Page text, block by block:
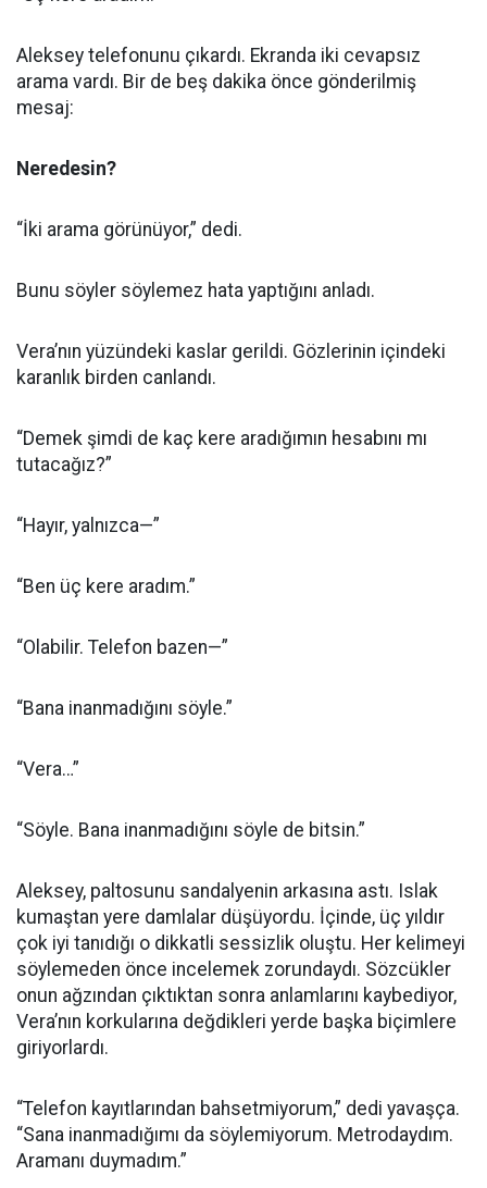
Aleksey telefonunu çıkardı. Ekranda iki cevapsız
arama vardı. Bir de beş dakika önce gönderilmiş
mesaj:
Neredesin?
“İki arama görünüyor,” dedi.
Bunu söyler söylemez hata yaptığını anladı.
Vera’nın yüzündeki kaslar gerildi. Gözlerinin içindeki
karanlık birden canlandı.
“Demek şimdi de kaç kere aradığımın hesabını mı
tutacağız?”
“Hayır, yalnızca—”
“Ben üç kere aradım.”
“Olabilir. Telefon bazen—”
“Bana inanmadığını söyle.”
“Vera…”
“Söyle. Bana inanmadığını söyle de bitsin.”
Aleksey, paltosunu sandalyenin arkasına astı. Islak
kumaştan yere damlalar düşüyordu. İçinde, üç yıldır
çok iyi tanıdığı o dikkatli sessizlik oluştu. Her kelimeyi
söylemeden önce incelemek zorundaydı. Sözcükler
onun ağzından çıktıktan sonra anlamlarını kaybediyor,
Vera’nın korkularına değdikleri yerde başka biçimlere
giriyorlardı.
“Telefon kayıtlarından bahsetmiyorum,” dedi yavaşça.
“Sana inanmadığımı da söylemiyorum. Metrodaydım.
Aramanı duymadım.”